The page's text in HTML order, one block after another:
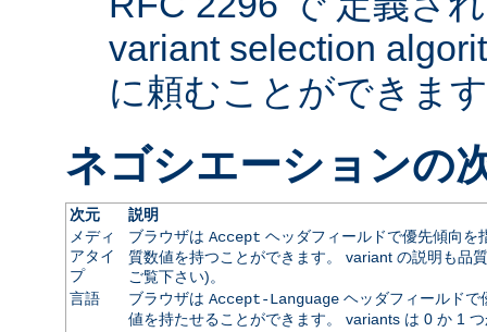
variant selection
に頼むことができま
ネゴシエーションの
次元
説明
メディ
アタイ
プ
ブラウザは Accept ヘッダフィールドで優先傾向を
質数値を持つことができます。 variant の説明も品
ご覧下さい)。
言語
ブラウザは Accept-Languageヘッダフィールドで
値を持たせることができます。 variants は 0 か 1